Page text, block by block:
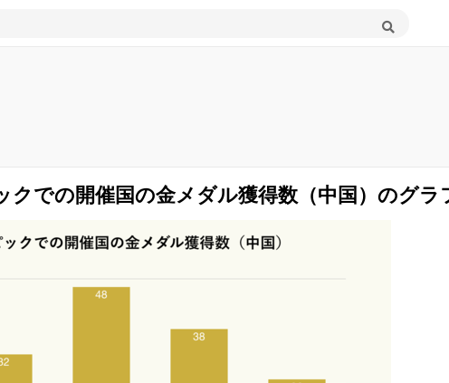
クでの開催国の金メダル獲得数（中国）のグラ